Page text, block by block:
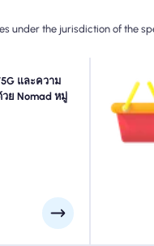
under the jurisdiction of the
และความ
ย Nomad หมู่
ารเดินทางของ
ดตรวจสอบราย
และความเร็ว
มอาจแตกต่าง
ต้องการ
on ไปยัง
ต่อ 5G/
ส่วนเส